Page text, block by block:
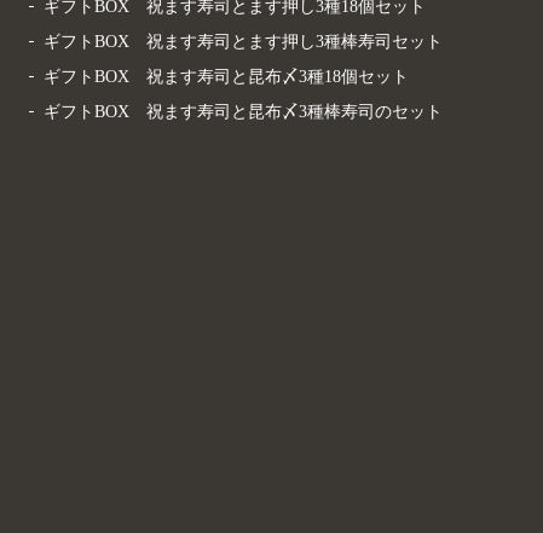
ギフトBOX 祝ます寿司とます押し3種18個セット
ギフトBOX 祝ます寿司とます押し3種棒寿司セット
ギフトBOX 祝ます寿司と昆布〆3種18個セット
ギフトBOX 祝ます寿司と昆布〆3種棒寿司のセット